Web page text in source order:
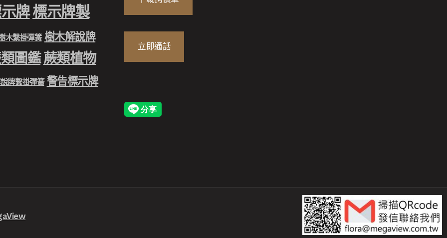
牌標示牌製
木繫掛彈簧 樹木解說牌
圖鑑 蕨類植物
牌繫掛彈簧 警告標示牌
立即通話